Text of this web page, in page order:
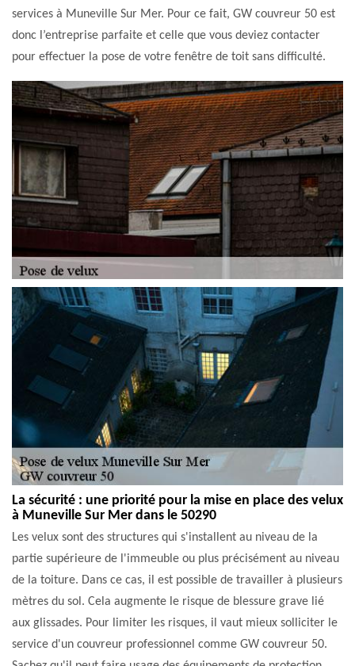
services à Muneville Sur Mer. Pour ce fait, GW couvreur 50 est
donc l’entreprise parfaite et celle que vous deviez contacter
pour effectuer la pose de votre fenêtre de toit sans difficulté.
La sécurité : une priorité pour la mise en place des velux
à Muneville Sur Mer dans le 50290
Les velux sont des structures qui s'installent au niveau de la
partie supérieure de l'immeuble ou plus précisément au niveau
de la toiture. Dans ce cas, il est possible de travailler à plusieurs
mètres du sol. Cela augmente le risque de blessure grave lié
aux glissades. Pour limiter les risques, il vaut mieux solliciter le
service d'un couvreur professionnel comme GW couvreur 50.